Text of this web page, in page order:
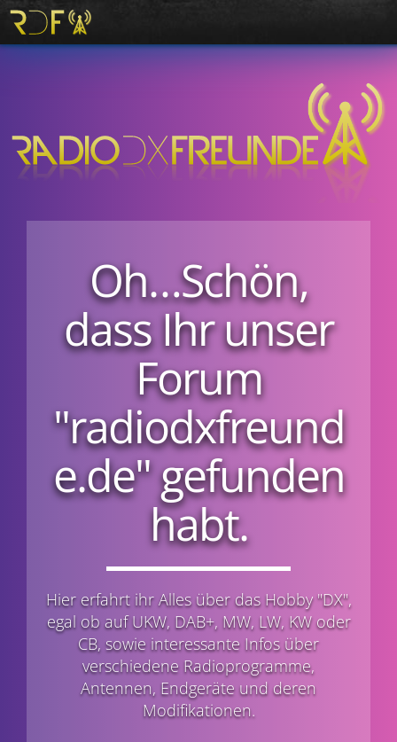
Oh…Schön,
dass Ihr unser
Forum
"radiodxfreund
e.de" gefunden
habt.
Hier erfahrt ihr Alles über das Hobby "DX",
egal ob auf UKW, DAB+, MW, LW, KW oder
CB, sowie interessante Infos über
verschiedene Radioprogramme,
Antennen, Endgeräte und deren
Modifikationen.